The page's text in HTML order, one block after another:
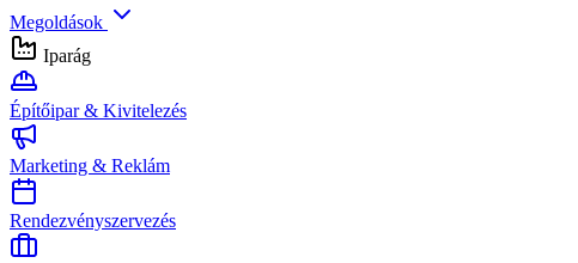
Megoldások
Iparág
Építőipar & Kivitelezés
Marketing & Reklám
Rendezvényszervezés